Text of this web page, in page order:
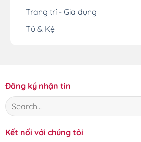
Trang trí - Gia dụng
Tủ & Kệ
Đăng ký nhận tin
Kết nối với chúng tôi